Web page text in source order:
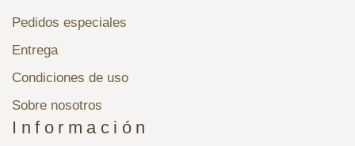
Pedidos especiales
Entrega
Condiciones de uso
Sobre nosotros
Información